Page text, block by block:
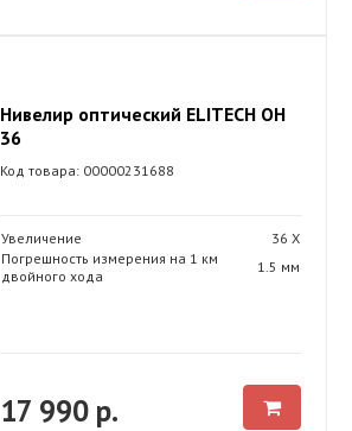
Нивелир оптический ELITECH ОН
36
Код товара: 00000231688
Увеличение
36 Х
Погрешность измерения на 1 км
двойного хода
1.5 мм
17 990 р.